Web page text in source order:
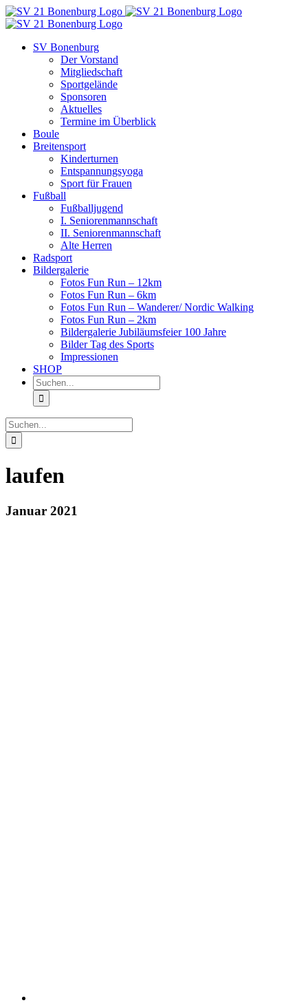
Zum
Inhalt
SV Bonenburg
Der Vorstand
Mitgliedschaft
Sportgelände
Sponsoren
Aktuelles
Termine im Überblick
Boule
Breitensport
Kinderturnen
Entspannungsyoga
Sport für Frauen
Fußball
Fußballjugend
I. Seniorenmannschaft
II. Seniorenmannschaft
Alte Herren
Radsport
Bildergalerie
Fotos Fun Run – 12km
Fotos Fun Run – 6km
Fotos Fun Run – Wanderer/ Nordic Walking
Fotos Fun Run – 2km
Bildergalerie Jubiläumsfeier 100 Jahre
Bilder Tag des Sports
Impressionen
SHOP
Suche
nach:
Suche
nach:
laufen
Januar 2021